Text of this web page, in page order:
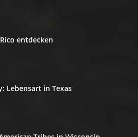
entdecken
Lebensart in Texas